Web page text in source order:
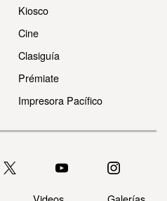
Kiosco
Cine
Clasiguía
Prémiate
Impresora Pacífico